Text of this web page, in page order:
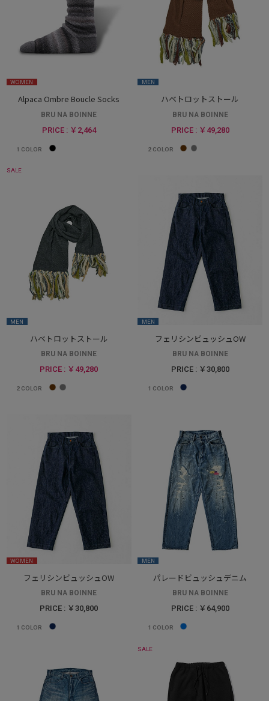
WOMEN
Alpaca Ombre Boucle Socks
BRU NA BOINNE
PRICE : ￥2,464
1 COLOR
MEN
ハベトロットストール
BRU NA BOINNE
PRICE : ￥49,280
2COLOR
SALE
MEN
ハベトロットストール
BRU NA BOINNE
PRICE : ￥49,280
2 COLOR
MEN
フェリシンビュッシュOW
BRU NA BOINNE
PRICE : ￥30,800
1 COLOR
WOMEN
フェリシンビュッシュOW
BRU NA BOINNE
PRICE : ￥30,800
1 COLOR
MEN
パレードビュッシュデニム
BRU NA BOINNE
PRICE : ￥64,900
1 COLOR
SALE